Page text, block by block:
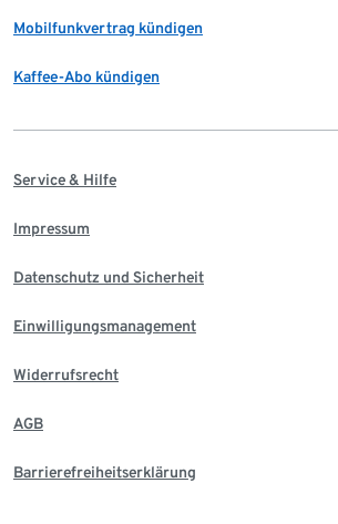
Mobilfunkvertrag kündigen
Kaffee-Abo kündigen
Service & Hilfe
Impressum
Datenschutz und Sicherheit
Einwilligungsmanagement
Widerrufsrecht
AGB
Barrierefreiheitserklärung